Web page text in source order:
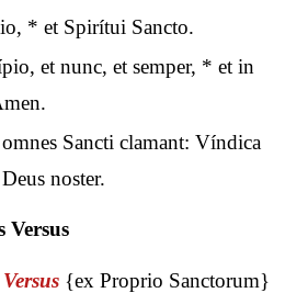
* et Spirítui Sancto.
et nunc, et semper, * et in
Sancti clamant: Víndica
noster.
Versus
{ex Proprio Sanctorum}